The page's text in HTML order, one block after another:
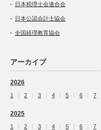
日本税理士会連合会
日本公認会計士協会
全国経理教育協会
アーカイブ
2026
1 2 3 4 5 6 7
2025
1 2 3 4 5 6 7